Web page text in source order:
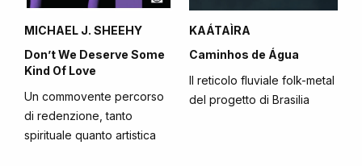
MICHAEL J. SHEEHY
Don’t We Deserve Some
Kind Of Love
Un commovente percorso
di redenzione, tanto
spirituale quanto artistica
KAÁTAÌRA
Caminhos de Água
Il reticolo fluviale folk-metal
del progetto di Brasilia